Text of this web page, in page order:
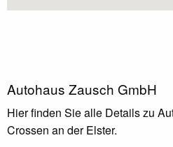
Autohaus Zausch GmbH
Hier finden Sie alle Details zu
Crossen an der Elster.